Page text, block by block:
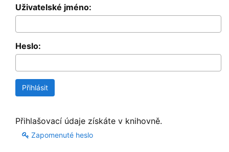
Uživatelské jméno:
Heslo:
Přihlašovací údaje získáte v knihovně.
Zapomenuté heslo